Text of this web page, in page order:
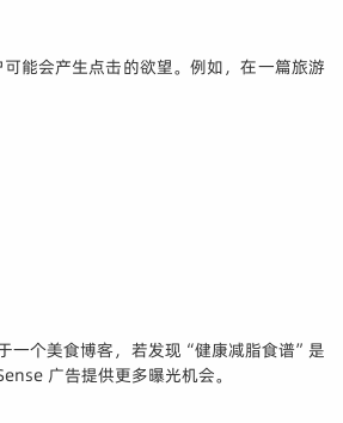
能会产生点击的欲望。例如，在一篇旅游
一个美食博客，若发现“健康减脂食谱”是
广告提供更多曝光机会。